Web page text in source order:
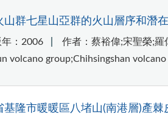
山群七星山亞群的火山層序和潛
年：2006 作者：蔡裕偉;宋聖榮;羅
volcano group;Chihsingshan
基隆市暖暖區八堵山(南港層)產棘